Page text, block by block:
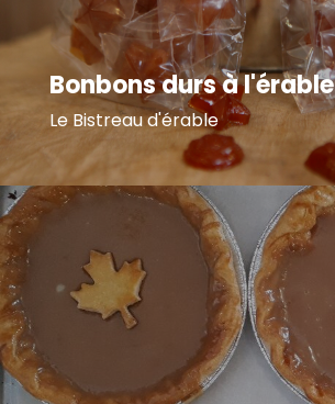
Bonbons durs à l'érable
Le Bistreau d'érable